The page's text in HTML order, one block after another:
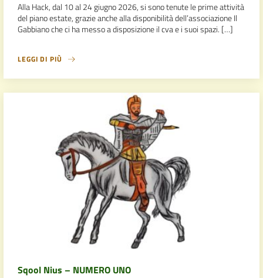
Alla Hack, dal 10 al 24 giugno 2026, si sono tenute le prime attività
del piano estate, grazie anche alla disponibilità dell’associazione Il
Gabbiano che ci ha messo a disposizione il cva e i suoi spazi. […]
LEGGI DI PIÙ
Sqool Nius – NUMERO UNO